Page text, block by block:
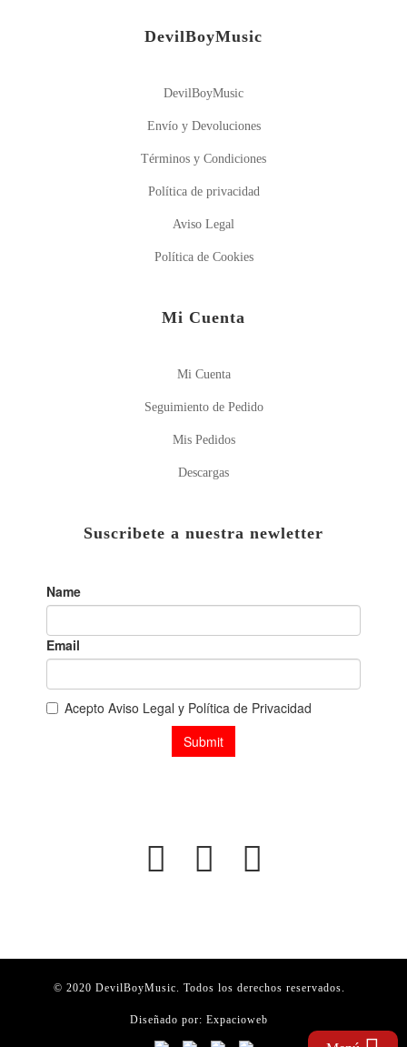
DevilBoyMusic
DevilBoyMusic
Envío y Devoluciones
Términos y Condiciones
Política de privacidad
Aviso Legal
Política de Cookies
Mi Cuenta
Mi Cuenta
Seguimiento de Pedido
Mis Pedidos
Descargas
Suscribete a nuestra newletter
© 2020 DevilBoyMusic. Todos los derechos reservados.
Diseñado por: Expacioweb